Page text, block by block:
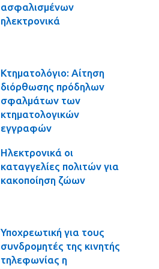
ασφαλισμένων
ηλεκτρονικά
Κτηματολόγιο: Αίτηση
διόρθωσης πρόδηλων
σφαλμάτων των
κτηματολογικών
εγγραφών
Ηλεκτρονικά οι
καταγγελίες πολιτών για
κακοποίηση ζώων
Υποχρεωτική για τους
συνδρομητές της κινητής
τηλεφωνίας η